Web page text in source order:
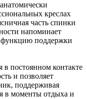
креслах
часть спинки
напоминает
поддержки
в постоянном контакте
и позволяет
поддерживая
в моменты отдыха и